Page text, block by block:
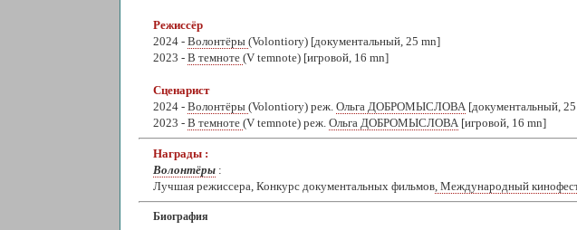
Режиссёр
2024 - Волонтёры (Volontiory) [документальный, 25 mn]
2023 - В темноте (V temnote) [игровой, 16 mn]
Сценарист
2024 - Волонтёры (Volontiory) реж. Ольга ДОБРОМЫСЛОВА [документальный,
2023 - В темноте (V temnote) реж. Ольга ДОБРОМЫСЛОВА [игровой, 16 mn]
Награды :
Волонтёры :
Лучшая режиссера, Конкурс документальных фильмов , Международный
Биография